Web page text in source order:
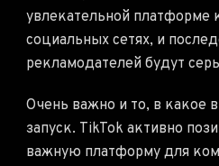
увлекательной платформе
социальных сетях, и
рекламодателей будут
Очень важно и то, в какое
запуск. TikTok активно
важную платформу для